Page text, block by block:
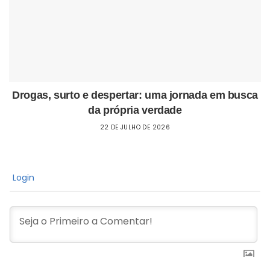
Drogas, surto e despertar: uma jornada em busca
da própria verdade
22 DE JULHO DE 2026
Login